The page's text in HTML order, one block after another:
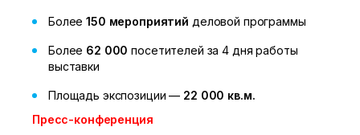
Более150 мероприятий деловой программы
Более 62 000 посетителей за 4 дня работы
выставки
Площадь экспозиции — 22 000 кв.м.
Пресс-конференция